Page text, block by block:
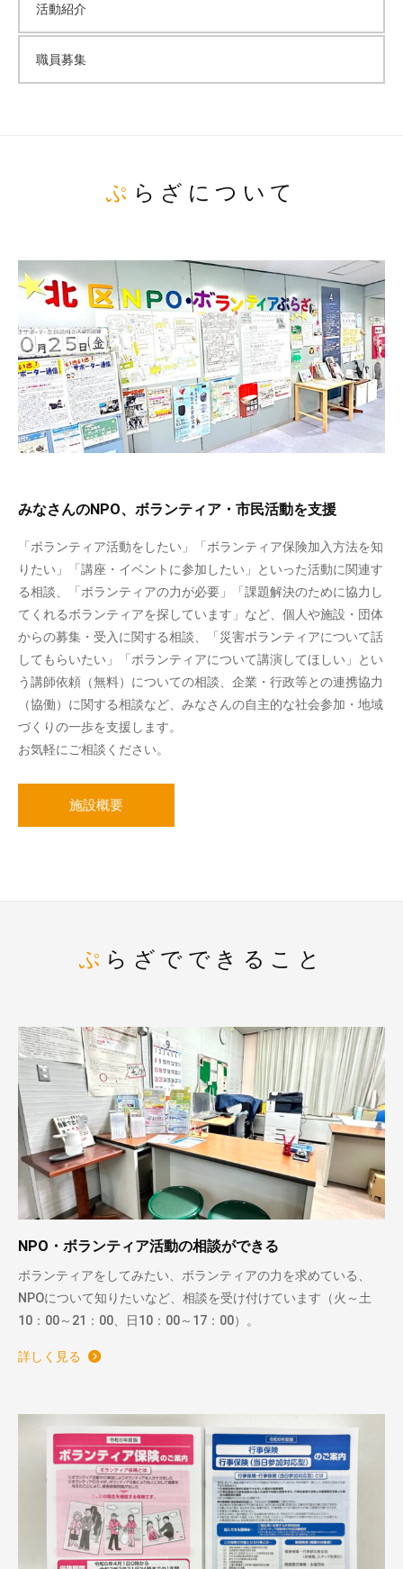
活動紹介
職員募集
ぷらざについて
みなさんのNPO、ボランティア・市民活動を支援
「ボランティア活動をしたい」「ボランティア保険加入方法を知
りたい」「講座・イベントに参加したい」といった活動に関連す
る相談、「ボランティアの力が必要」「課題解決のために協力し
てくれるボランティアを探しています」など、個人や施設・団体
からの募集・受入に関する相談、「災害ボランティアについて話
してもらいたい」「ボランティアについて講演してほしい」とい
う講師依頼（無料）についての相談、企業・行政等との連携協力
（協働）に関する相談など、みなさんの自主的な社会参加・地域
づくりの一歩を支援します。
お気軽にご相談ください。
施設概要
ぷらざでできること
NPO・ボランティア活動の相談ができる
ボランティアをしてみたい、ボランティアの力を求めている、
NPOについて知りたいなど、相談を受け付けています（火～土
10：00～21：00、日10：00～17：00）。
詳しく見る